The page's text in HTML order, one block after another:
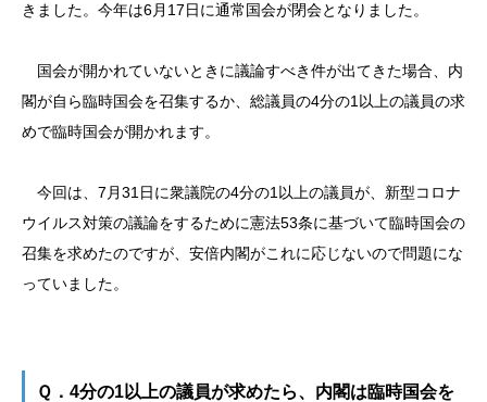
きました。今年は6月17日に通常国会が閉会となりました。
国会が開かれていないときに議論すべき件が出てきた場合、内
閣が自ら臨時国会を召集するか、総議員の4分の1以上の議員の求
めで臨時国会が開かれます。
今回は、7月31日に衆議院の4分の1以上の議員が、新型コロナ
ウイルス対策の議論をするために憲法53条に基づいて臨時国会の
召集を求めたのですが、安倍内閣がこれに応じないので問題にな
っていました。
Ｑ．4分の1以上の議員が求めたら、内閣は臨時国会を